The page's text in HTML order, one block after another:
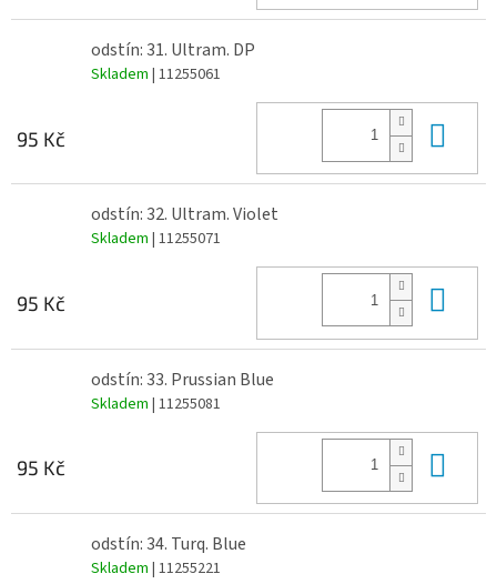
odstín: 31. Ultram. DP
Skladem | 11255061
95 Kč
odstín: 32. Ultram. Violet
Skladem | 11255071
95 Kč
odstín: 33. Prussian Blue
Skladem | 11255081
95 Kč
odstín: 34. Turq. Blue
Skladem | 11255221